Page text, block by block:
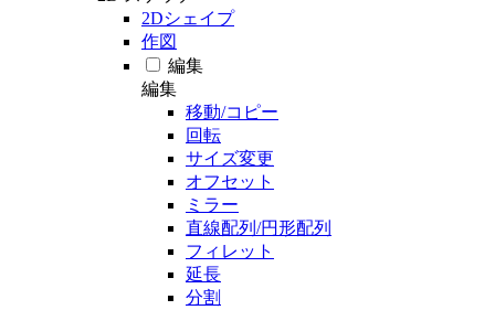
2Dシェイプ
作図
編集
編集
移動/コピー
回転
サイズ変更
オフセット
ミラー
直線配列/円形配列
フィレット
延長
分割